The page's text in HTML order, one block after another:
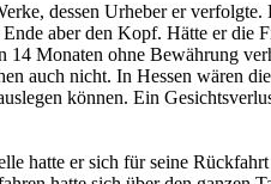
dessen Urheber er verfolgte.
aber den Kopf. Hätte er die
Monaten ohne Bewährung
auch nicht. In Hessen wären
können. Ein
hatte er sich für seine